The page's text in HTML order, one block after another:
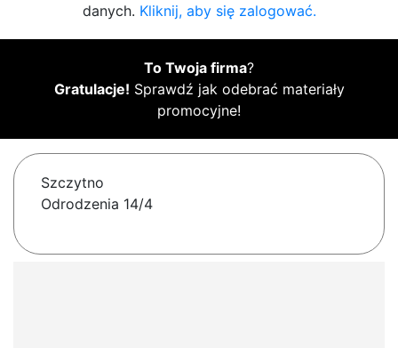
danych. Kliknij, aby się zalogować.
To Twoja firma?
Gratulacje! Sprawdź jak odebrać materiały
promocyjne!
Szczytno
Odrodzenia 14/4